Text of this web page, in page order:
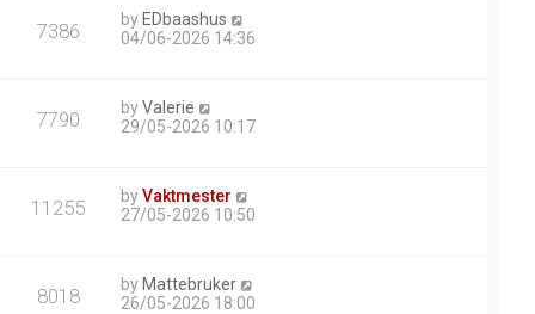
7386 by EDbaashus
04/06-2026 14:36
7790 byValerie
29/05-2026 10:17
11255 byVaktmester
27/05-2026 10:50
8018 by Mattebruker
26/05-2026 18:00